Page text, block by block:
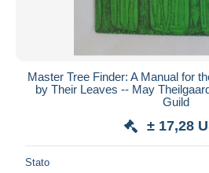
Master Tree Finder: A Manual for
by Their Leaves -- May
Guild
± 17,28
Stato